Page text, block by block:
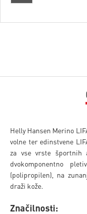
Helly Hansen Merino
volne ter edinstvene
za vse vrste športnih
dvokomponentno
(polipropilen), na
draži kože.
Značilnosti: